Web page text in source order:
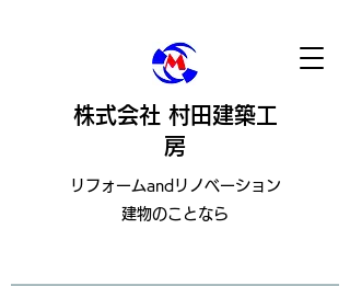
株式会社 村田建築工
房
​リフォームandリノベーション
建物のことなら